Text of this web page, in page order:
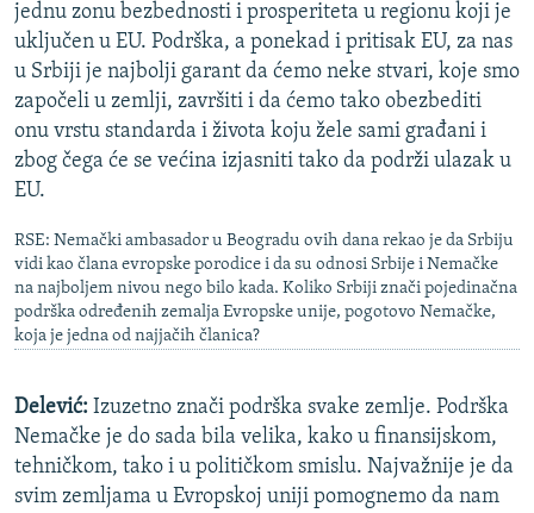
jednu zonu bezbednosti i prosperiteta u regionu koji je
uključen u EU. Podrška, a ponekad i pritisak EU, za nas
u Srbiji je najbolji garant da ćemo neke stvari, koje smo
započeli u zemlji, završiti i da ćemo tako obezbediti
onu vrstu standarda i života koju žele sami građani i
zbog čega će se većina izjasniti tako da podrži ulazak u
EU.
RSE: Nemački ambasador u Beogradu ovih dana rekao je da Srbiju
vidi kao člana evropske porodice i da su odnosi Srbije i Nemačke
na najboljem nivou nego bilo kada. Koliko Srbiji znači pojedinačna
podrška određenih zemalja Evropske unije, pogotovo Nemačke,
koja je jedna od najjačih članica?
Delević: Izuzetno znači podrška svake zemlje. Podrška
Nemačke je do sada bila velika, kako u finansijskom,
tehničkom, tako i u političkom smislu. Najvažnije je da
svim zemljama u Evropskoj uniji pomognemo da nam